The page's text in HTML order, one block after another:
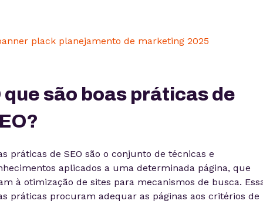
que são boas práticas de
práticas de SEO são o conjunto de técnicas e
aplicados a uma determinada página, que
à otimização de sites para mecanismos de busca.
práticas procuram adequar as páginas aos critérios de